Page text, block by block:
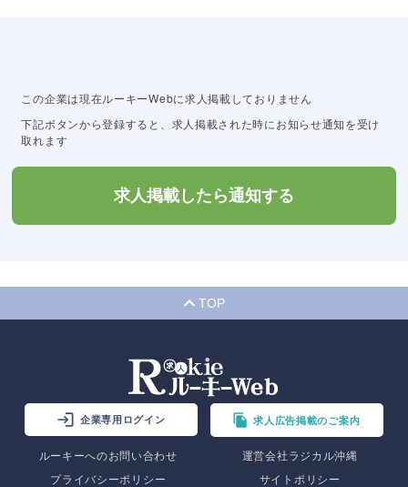
この企業は現在ルーキーWebに求人掲載しておりません
下記ボタンから登録すると、求人掲載された時にお知らせ通知を受け
取れます
求人掲載したら通知する
TOP
企業専用ログイン 求人広告掲載のご案内
ルーキーへのお問い合わせ
運営会社ラジカル沖縄
プライバシーポリシー
サイトポリシー